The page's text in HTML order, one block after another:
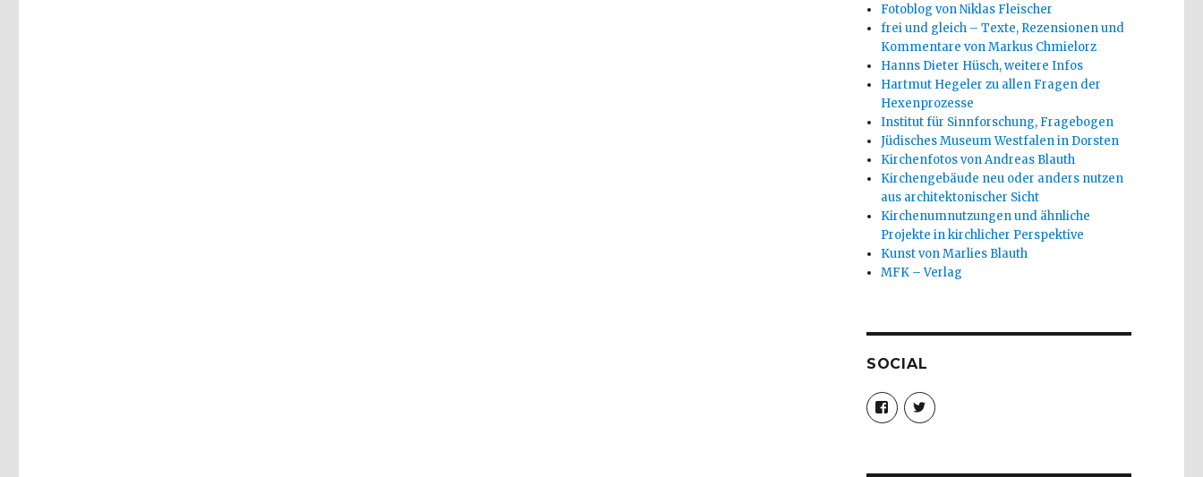
Fotoblog von Niklas Fleischer
frei und gleich – Texte, Rezensionen und
Kommentare von Markus Chmielorz
Hanns Dieter Hüsch, weitere Infos
Hartmut Hegeler zu allen Fragen der
Hexenprozesse
Institut für Sinnforschung, Fragebogen
Jüdisches Museum Westfalen in Dorsten
Kirchenfotos von Andreas Blauth
Kirchengebäude neu oder anders nutzen
aus architektonischer Sicht
Kirchenumnutzungen und ähnliche
Projekte in kirchlicher Perspektive
Kunst von Marlies Blauth
MFK – Verlag
SOCIAL
Profil
von
christoph.fleischer1
anzeigen
Profil
von
anzeigen